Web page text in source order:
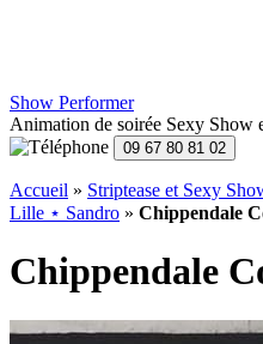
Show Performer
Animation de soirée Sexy Show
Accueil » Striptease et Sexy
Lille ⋆ Sandro » Chippendale
Chippendale